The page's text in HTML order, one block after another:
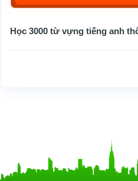
Học 3000 từ vựng tiếng anh